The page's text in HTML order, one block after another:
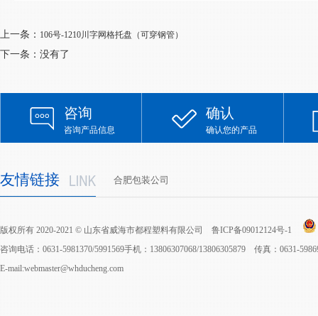
上一条： 106号-1210川字网格托盘（可穿钢管）
下一条：没有了
咨询
咨询产品信息
确认
确认您的产品
友情链接 合肥包装公司
版权所有 2020-2021 © 山东省威海市都程塑料有限公司 鲁ICP备09012124号-1
咨询电话：0631-5981370/5991569手机：13806307068/13806305879 传真：0631-
E-mail:webmaster@whducheng.com